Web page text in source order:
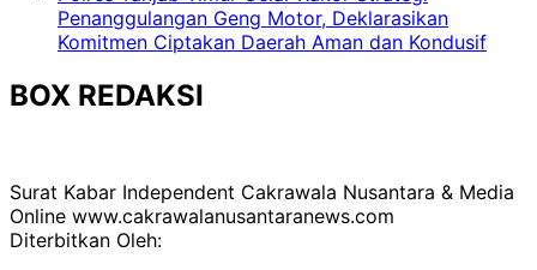
Penanggulangan Geng Motor, Deklarasikan
Komitmen Ciptakan Daerah Aman dan Kondusif
BOX REDAKSI
Surat Kabar Independent Cakrawala Nusantara & Media
Online www.cakrawalanusantaranews.com
Diterbitkan Oleh: